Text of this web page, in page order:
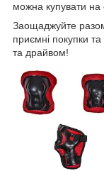
можна купувати на
Заощаджуйте
приємні покупки
та драйвом!